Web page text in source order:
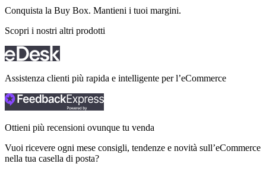
Conquista la Buy Box. Mantieni i tuoi margini.
Scopri i nostri altri prodotti
Assistenza clienti più rapida e intelligente per l’eCommerce
Ottieni più recensioni ovunque tu venda
Vuoi ricevere ogni mese consigli, tendenze e novità sull’eCommerce
nella tua casella di posta?